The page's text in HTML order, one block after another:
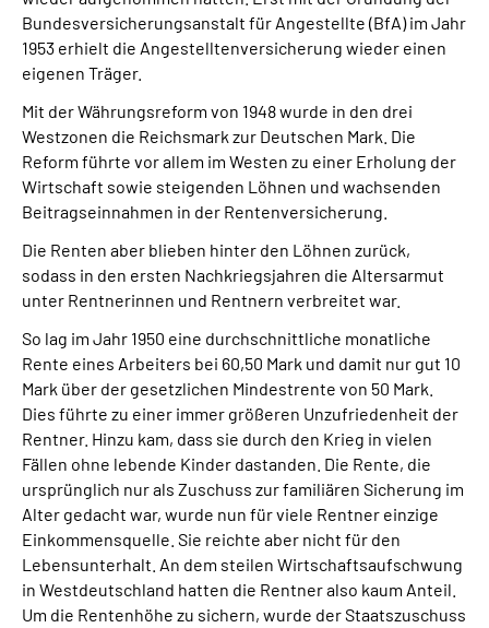
Bundesversicherungsanstalt für Angestellte (BfA) im Jahr
1953 erhielt die Angestelltenversicherung wieder einen
eigenen Träger.
Mit der Währungsreform von 1948 wurde in den drei
Westzonen die Reichsmark zur Deutschen Mark. Die
Reform führte vor allem im Westen zu einer Erholung der
Wirtschaft sowie steigenden Löhnen und wachsenden
Beitragseinnahmen in der Rentenversicherung.
Die Renten aber blieben hinter den Löhnen zurück,
sodass in den ersten Nachkriegsjahren die Altersarmut
unter Rentnerinnen und Rentnern verbreitet war.
So lag im Jahr 1950 eine durchschnittliche monatliche
Rente eines Arbeiters bei 60,50 Mark und damit nur gut 10
Mark über der gesetzlichen Mindestrente von 50 Mark.
Dies führte zu einer immer größeren Unzufriedenheit der
Rentner. Hinzu kam, dass sie durch den Krieg in vielen
Fällen ohne lebende Kinder dastanden. Die Rente, die
ursprünglich nur als Zuschuss zur familiären Sicherung im
Alter gedacht war, wurde nun für viele Rentner einzige
Einkommensquelle. Sie reichte aber nicht für den
Lebensunterhalt. An dem steilen Wirtschaftsaufschwung
in Westdeutschland hatten die Rentner also kaum Anteil.
Um die Rentenhöhe zu sichern, wurde der Staatszuschuss